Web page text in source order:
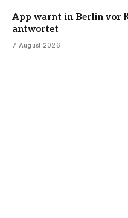
App warnt in Berlin vor
antwortet
7 August 2026